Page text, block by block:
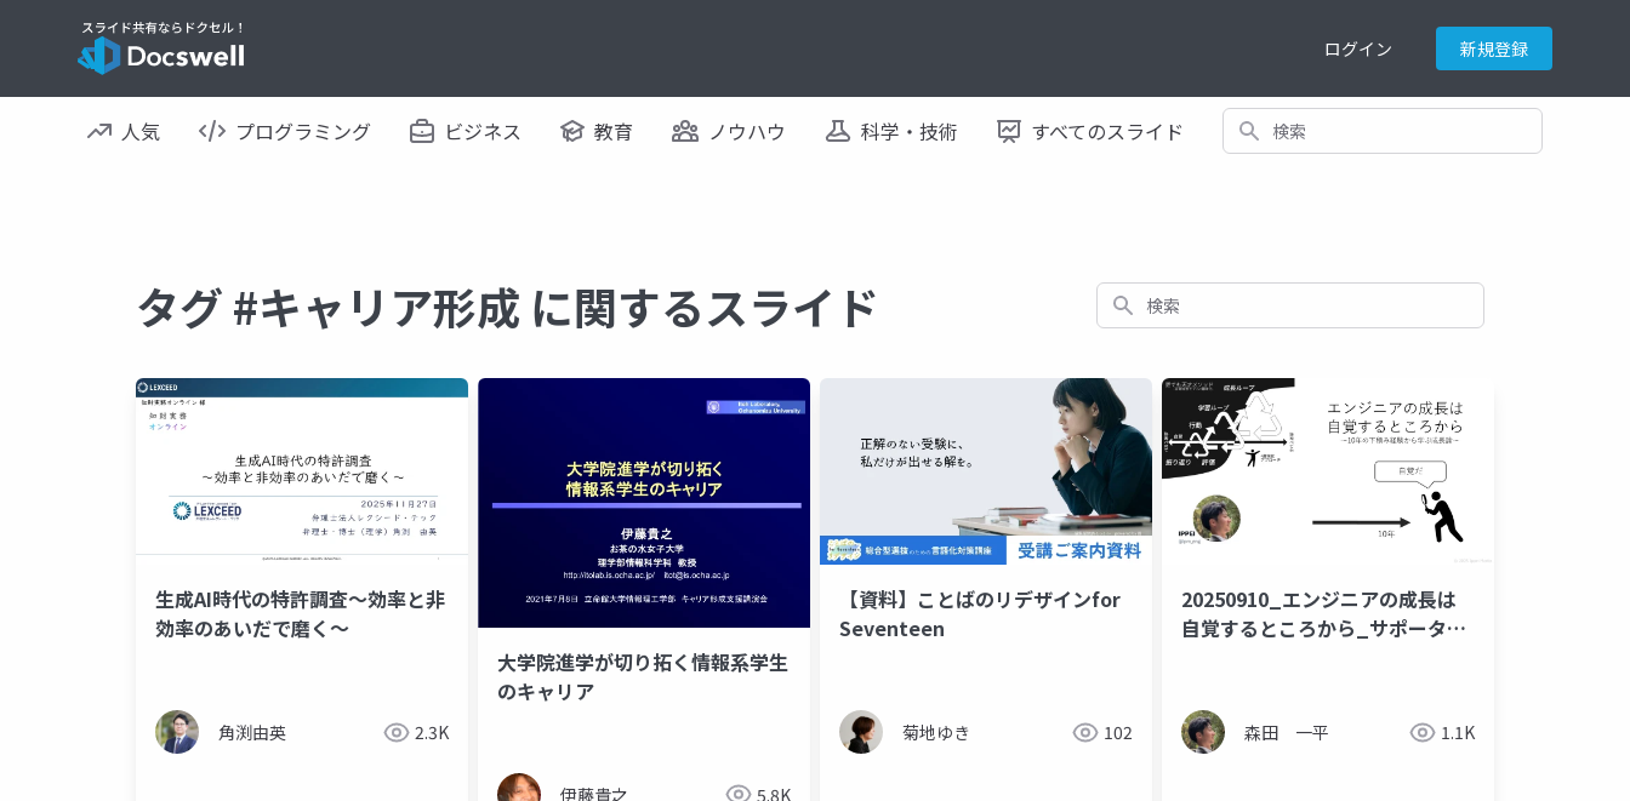
ログイン 新規登録
人気 プログラミング ビジネス 教育 ノウハウ 科学・技術 すべてのスライド 検索
タグ #キャリア形成 に関するスライド 検索
生成AI時代の特許調査～効率と非
効率のあいだで磨く～
角渕由英 2.3K
大学院進学が切り拓く情報系学生
のキャリア
伊藤貴之 5.8K
【資料】ことばのリデザインfor
Seventeen
菊地ゆき 102
20250910_エンジニアの成長は
自覚するところから_サポーター
森田 一平 1.1K